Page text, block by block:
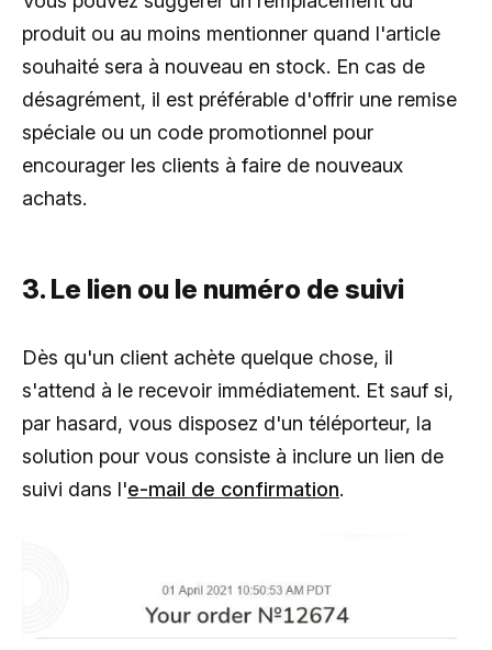
produit ou au moins mentionner quand l'article
souhaité sera à nouveau en stock. En cas de
désagrément, il est préférable d'offrir une remise
spéciale ou un code promotionnel pour
encourager les clients à faire de nouveaux
achats.
3. Le lien ou le numéro de suivi
Dès qu'un client achète quelque chose, il
s'attend à le recevoir immédiatement. Et sauf si,
par hasard, vous disposez d'un téléporteur, la
solution pour vous consiste à inclure un lien de
suivi dans l'e-mail de confirmation.